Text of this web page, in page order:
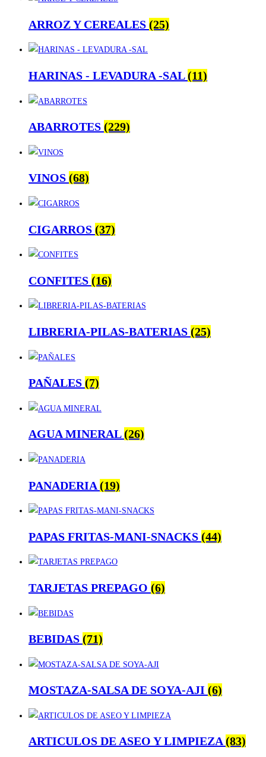
ARROZ Y CEREALES (25)
HARINAS - LEVADURA -SAL(11)
ABARROTES (229)
VINOS (68)
CIGARROS (37)
CONFITES (16)
LIBRERIA-PILAS-BATERIAS (25)
PAÑALES (7)
AGUA MINERAL(26)
PANADERIA(19)
PAPAS FRITAS-MANI-SNACKS (44)
TARJETAS PREPAGO (6)
BEBIDAS (71)
MOSTAZA-SALSA DE SOYA-AJI (6)
ARTICULOS DE ASEO Y LIMPIEZA(83)